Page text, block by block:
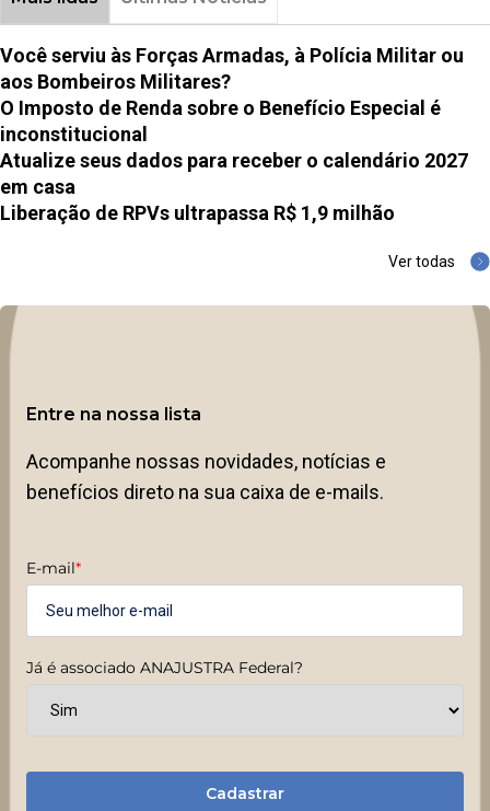
Você serviu às Forças Armadas, à Polícia Militar ou
aos Bombeiros Militares?
O Imposto de Renda sobre o Benefício Especial é
inconstitucional
Atualize seus dados para receber o calendário 2027
em casa
Liberação de RPVs ultrapassa R$ 1,9 milhão
Ver todas
Entre na nossa lista
Acompanhe nossas novidades, notícias e
benefícios direto na sua caixa de e-mails.
E-mail*
Já é associado ANAJUSTRA Federal?
Cadastrar